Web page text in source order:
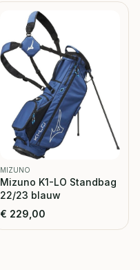
MIZUNO
Mizuno K1-LO Standbag
22/23 blauw
€ 229,00